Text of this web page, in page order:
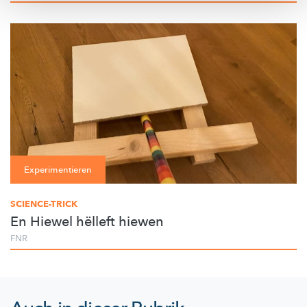
Experimentieren
SCIENCE-TRICK
En Hiewel hëlleft hiewen
FNR